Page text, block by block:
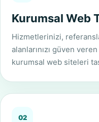
Kurumsal Web
Hizmetlerinizi,
alanlarınızı güven
kurumsal web siteleri
02